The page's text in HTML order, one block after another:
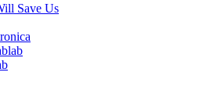
Save Us